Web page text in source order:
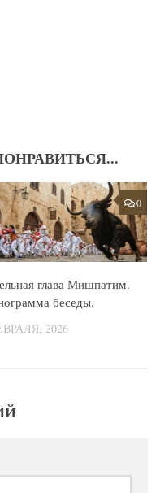
0
глава Мишпатим.
беседы.
2026